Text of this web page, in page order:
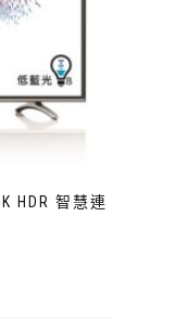
HDR 智慧連